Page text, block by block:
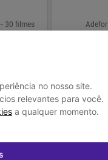
no nosso site.
relevantes para você.
a qualquer momento.
30 filmes
Em até1x de
- +